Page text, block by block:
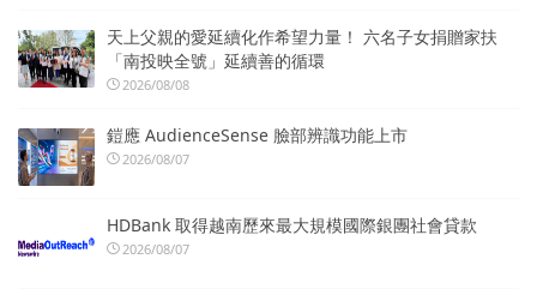
天上父親的愛延續化作希望力量！ 六名子女捐贈家扶
「南投映全號」延續善的循環
2026/08/08
鎧應 AudienceSense 臉部辨識功能上市
2026/08/07
HDBank 取得越南歷來最大規模國際銀團社會貸款
2026/08/07